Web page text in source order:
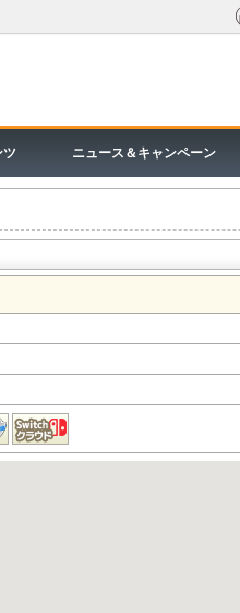
ニュース＆キャンペーン